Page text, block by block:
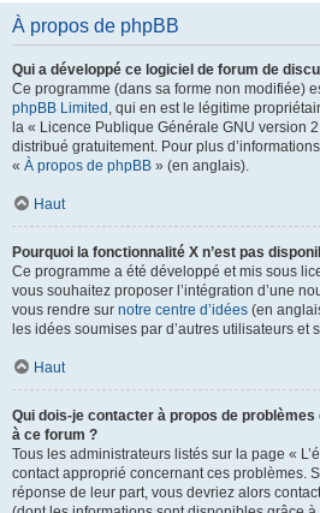
À propos de phpBB
Qui a développé ce logiciel de forum de
Ce programme (dans sa forme non modifiée)
phpBB Limited , qui en est le légitime
la « Licence Publique Générale GNU version
distribué gratuitement. Pour plus
« À propos de phpBB » (en anglais).
Haut
Pourquoi la fonctionnalité X n’est pas
Ce programme a été développé et mis sous
vous souhaitez proposer l’intégration d’une
vous rendre sur notre centre d’idées (en
les idées soumises par d’autres utilisateurs et
Haut
Qui dois-je contacter à propos de problèmes
à ce forum ?
Tous les administrateurs listés sur la page «
contact approprié concernant ces problèmes.
réponse de leur part, vous devriez alors